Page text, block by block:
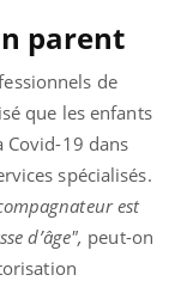
parent
de
que les enfants
Covid-19 dans
spécialisés.
est
d’âge", peut-on